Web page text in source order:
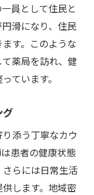
員として住民と
滑になり、住民
す。このような
薬局を訪れ、健
ています。
グ
添う丁寧なカウ
患者の健康状態
らには日常生活
します。地域密